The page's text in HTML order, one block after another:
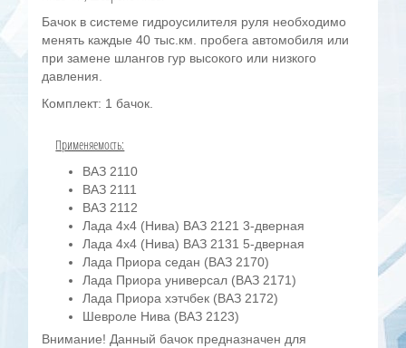
Бачок в системе гидроусилителя руля необходимо
менять каждые 40 тыс.км. пробега автомобиля или
при замене шлангов гур высокого или низкого
давления.
Комплект: 1 бачок.
Применяемость:
ВАЗ 2110
ВАЗ 2111
ВАЗ 2112
Лада 4х4 (Нива) ВАЗ 2121 3-дверная
Лада 4х4 (Нива) ВАЗ 2131 5-дверная
Лада Приора седан (ВАЗ 2170)
Лада Приора универсал (ВАЗ 2171)
Лада Приора хэтчбек (ВАЗ 2172)
Шевроле Нива (ВАЗ 2123)
Внимание! Данный бачок предназначен для